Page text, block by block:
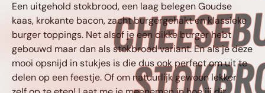
Een uitgehold stokbrood, een laag belegen Goudse
kaas, krokante bacon, zacht burger­gehakt en klassieke
burger toppings. Net alsof je een dikke burger hebt
gebouwd maar dan als stokbrood variant. En als je deze
mooi opsnijd in stukjes is die dus ook perfect om uit te
delen op een feestje. Of om natuurlijk gewoon lekker